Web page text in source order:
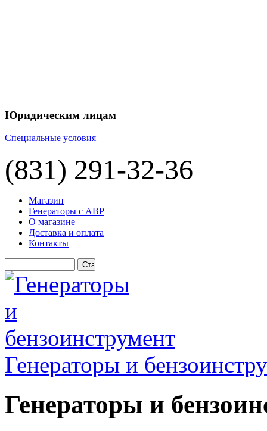
Юридическим лицам
Специальные условия
(831) 291-32-36
Магазин
Генераторы с АВР
О магазине
Доставка и оплата
Контакты
Генераторы и
Генераторы и